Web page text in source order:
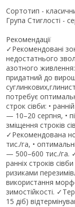
Сортотип -
Група Стиглості -
Рекомендації
✓Рекомендовані
недостатнього
азотного
придатний до
потребує
строк сівби: •
— 10–20 серпня, •
зміщення строків
✓Рекомендована
тис./га, •
— 500–600 тис./га.
ранніх строків
ризиками
використання
зимостійкості.
15 діб)